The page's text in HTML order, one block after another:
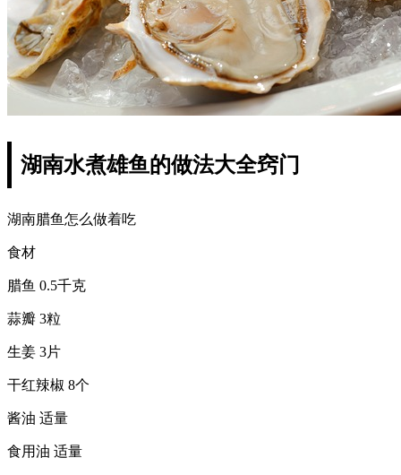
湖南水煮雄鱼的做法大全窍门
湖南腊鱼怎么做着吃
食材
腊鱼 0.5千克
蒜瓣 3粒
生姜 3片
干红辣椒 8个
酱油 适量
食用油 适量